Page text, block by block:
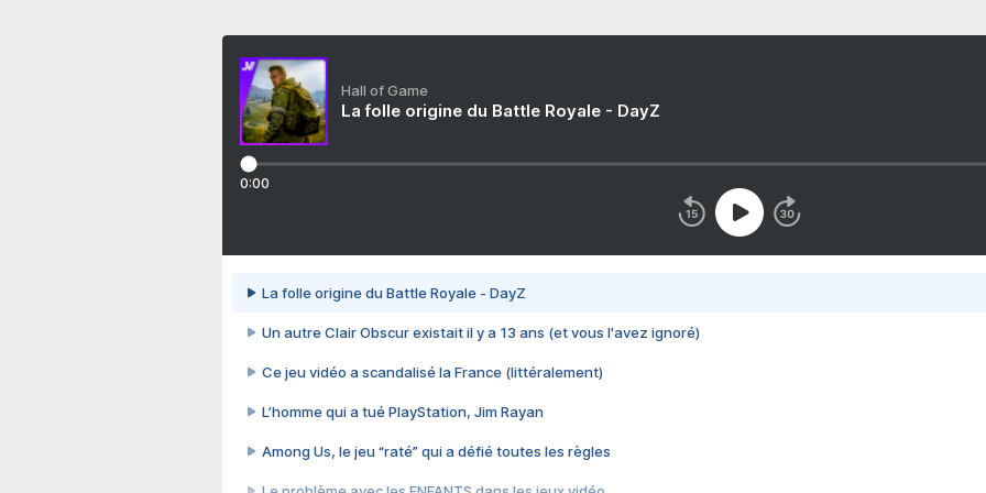
Hall of Game
La folle origine du Battle Royale - DayZ
0:00
La folle origine du Battle Royale - DayZ
Un autre Clair Obscur existait il y a 13 ans (et vous l'avez ignoré)
Ce jeu vidéo a scandalisé la France (littéralement)
L’homme qui a tué PlayStation, Jim Rayan
Among Us, le jeu “raté” qui a défié toutes les règles